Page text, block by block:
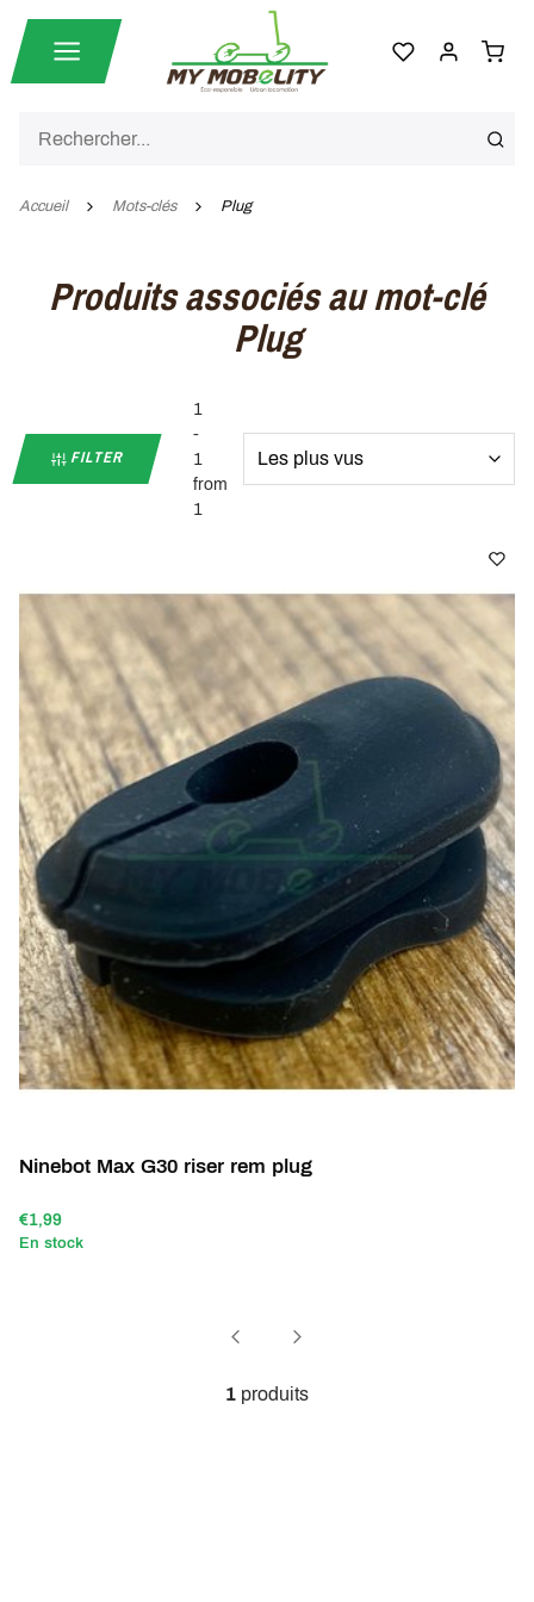
Accueil Mots-clés Plug
Produits associés au mot-clé
Plug
FILTER
1
-
1
from
1
Ninebot Max G30 riser rem plug
€1,99
En stock
1 produits